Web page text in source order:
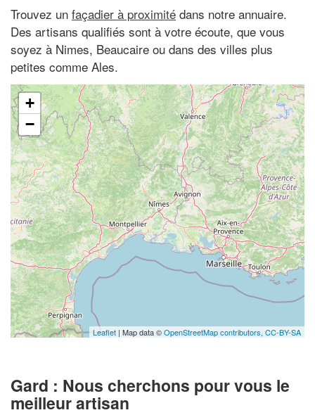
Trouvez un façadier à proximité dans notre annuaire.
Des artisans qualifiés sont à votre écoute, que vous
soyez à Nimes, Beaucaire ou dans des villes plus
petites comme Ales.
+
−
Leaflet | Map data ©OpenStreetMap contributors, CC-BY-SA
Gard : Nous cherchons pour vous le
meilleur artisan